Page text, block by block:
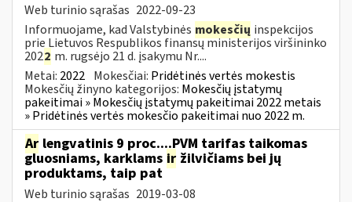
Web turinio sąrašas 2022-09-23
Informuojame, kad Valstybinės mokesčių inspekcijos
prie Lietuvos Respublikos finansų ministerijos viršininko
2022 m. rugsėjo 21 d. įsakymu Nr....
Metai: 2022 Mokesčiai: Pridėtinės vertės mokestis
Mokesčių žinyno kategorijos: Mokesčių įstatymų
pakeitimai » Mokesčių įstatymų pakeitimai 2022 metais
» Pridėtinės vertės mokesčio pakeitimai nuo 2022 m.
Ar lengvatinis 9 proc....PVM tarifas taikomas
gluosniams, karklams ir žilvičiams bei jų
produktams, taip pat
Web turinio sąrašas 2019-03-08